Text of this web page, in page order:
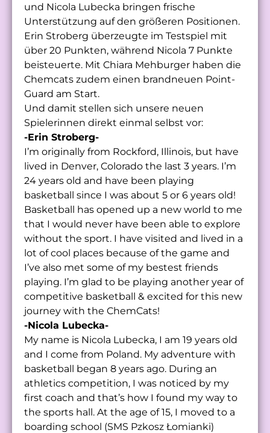
und Nicola Lubecka bringen frische
Unterstützung auf den größeren Positionen.
Erin Stroberg überzeugte im Testspiel mit
über 20 Punkten, während Nicola 7 Punkte
beisteuerte. Mit Chiara Mehburger haben die
Chemcats zudem einen brandneuen Point-
Guard am Start.
Und damit stellen sich unsere neuen
Spielerinnen direkt einmal selbst vor:
-Erin Stroberg-
I’m originally from Rockford, Illinois, but have
lived in Denver, Colorado the last 3 years. I’m
24 years old and have been playing
basketball since I was about 5 or 6 years old!
Basketball has opened up a new world to me
that I would never have been able to explore
without the sport. I have visited and lived in a
lot of cool places because of the game and
I’ve also met some of my bestest friends
playing. I’m glad to be playing another year of
competitive basketball & excited for this new
journey with the ChemCats!
-Nicola Lubecka-
My name is Nicola Lubecka, I am 19 years old
and I come from Poland. My adventure with
basketball began 8 years ago. During an
athletics competition, I was noticed by my
first coach and that’s how I found my way to
the sports hall. At the age of 15, I moved to a
boarding school (SMS Pzkosz Łomianki)